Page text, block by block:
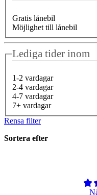
Gratis lånebil
Möjlighet till lånebil
Lediga tider inom
1-2 vardagar
2-4 vardagar
4-7 vardagar
7+ vardagar
Rensa filter
Sortera efter